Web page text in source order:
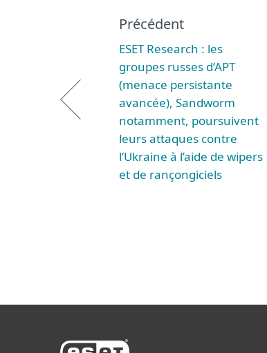
Précédent
ESET Research : les
groupes russes d’APT
(menace persistante
avancée), Sandworm
notamment, poursuivent
leurs attaques contre
l’Ukraine à l’aide de wipers
et de rançongiciels